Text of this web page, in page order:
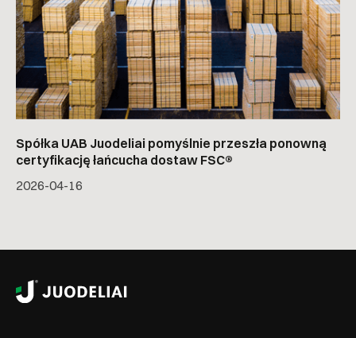
Spółka UAB Juodeliai pomyślnie przeszła ponowną
certyfikację łańcucha dostaw FSC®
2026-04-16